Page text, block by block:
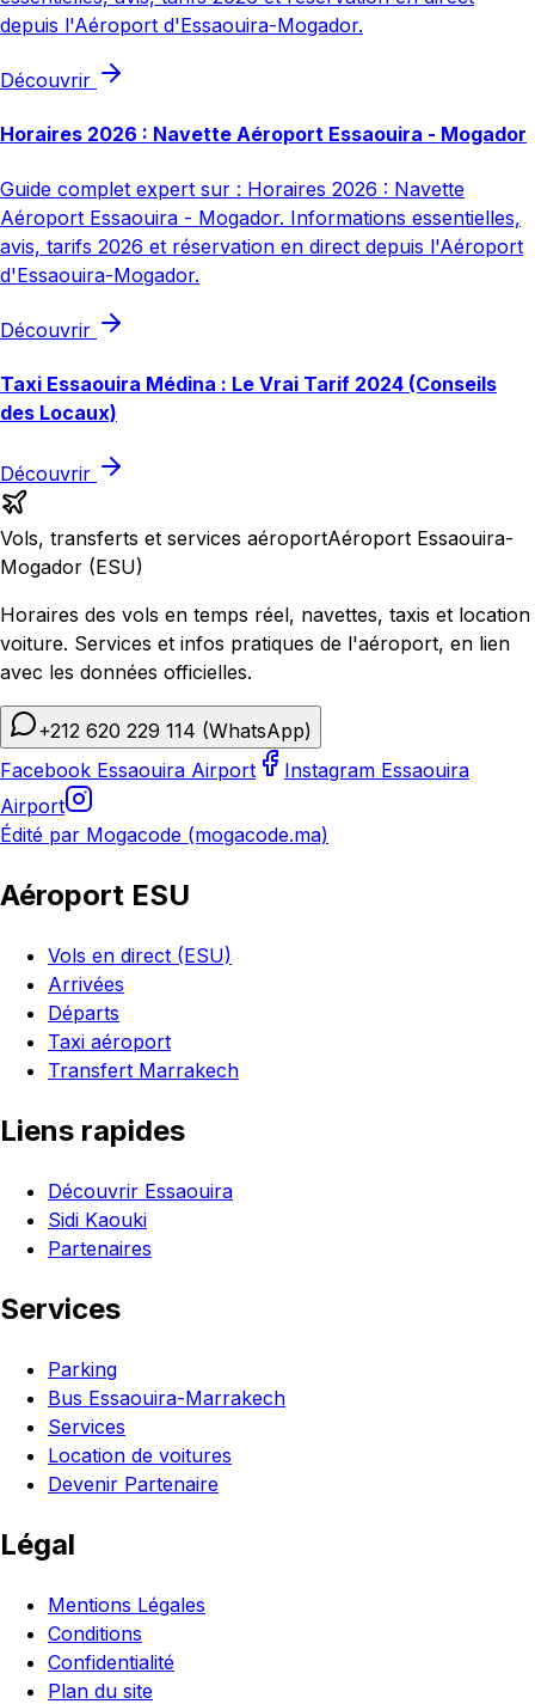
depuis l'Aéroport d'Essaouira-Mogador.
Découvrir
Horaires 2026 : Navette Aéroport Essaouira - Mogador
Guide complet expert sur : Horaires 2026 : Navette
Aéroport Essaouira - Mogador. Informations essentielles,
avis, tarifs 2026 et réservation en direct depuis l'Aéroport
d'Essaouira-Mogador.
Découvrir
Taxi Essaouira Médina : Le Vrai Tarif 2024 (Conseils
des Locaux)
Découvrir
Vols, transferts et services aéroportAéroport Essaouira-
Mogador (ESU)
Horaires des vols en temps réel, navettes, taxis et location
voiture. Services et infos pratiques de l'aéroport, en lien
avec les données officielles.
+212 620 229 114 (WhatsApp)
Facebook Essaouira Airport
Instagram Essaouira
Airport
Édité par Mogacode (mogacode.ma)
Aéroport ESU
Vols en direct (ESU)
Arrivées
Départs
Taxi aéroport
Transfert Marrakech
Liens rapides
Découvrir Essaouira
Sidi Kaouki
Partenaires
Services
Parking
Bus Essaouira-Marrakech
Services
Location de voitures
Devenir Partenaire
Légal
Mentions Légales
Conditions
Confidentialité
Plan du site